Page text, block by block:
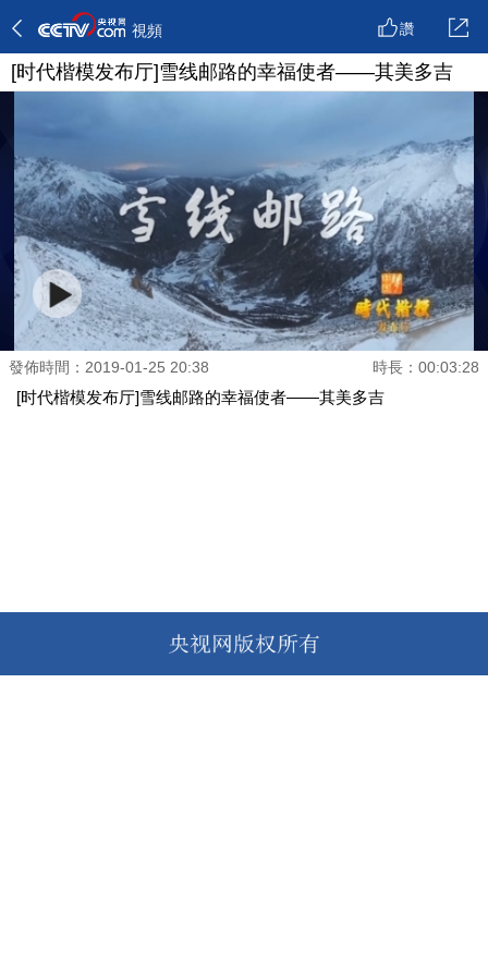
視頻 讚
[时代楷模发布厅]雪线邮路的幸福使者——其美多吉
發佈時間：2019-01-25 20:38 時長：00:03:28
[时代楷模发布厅]雪线邮路的幸福使者——其美多吉